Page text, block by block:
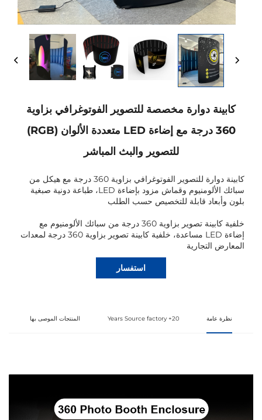
كابينة دوارة مخصصة للتصوير الفوتوغرافي بزاوية
360 درجة مع إضاءة LED متعددة الألوان (RGB)
للتصوير والبث المباشر
كابينة دوارة للتصوير الفوتوغرافي بزاوية 360 درجة مع هيكل من
سبائك الألومنيوم وقماش مزود بإضاءة LED، طباعة دونية صبغية
بلون وأبعاد قابلة للتخصيص حسب الطلب
خلفية كابينة تصوير بزاوية 360 درجة من سبائك الألومنيوم مع
إضاءة LED مساعدة، خلفية كابينة تصوير بزاوية 360 درجة لمعدات
المعارض التجارية
استفسار
نظرة عامة 20+ Years Source factory المنتجات الموصى بها